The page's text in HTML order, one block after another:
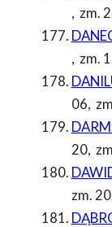
, zm.
, zm.
06,
20,
zm.